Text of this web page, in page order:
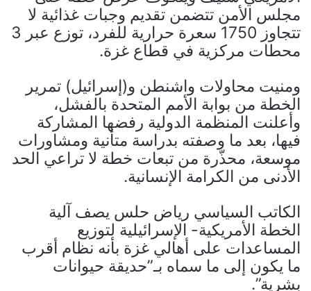
مجلس الأمن تتضمن تقديم وجبات غذائية لا
تتجاوز 1750 سعرة حرارية للفرد، توزع عبر 3
محطات مركزية في قطاع غزة.
ومنيت محاولات واشنطن و(إسرائيل) تمرير
الخطة من بوابة الأمم المتحدة بالفشل،
وأعلنت المنظمة الدولية رفضها المشاركة
فيها، بعد ما وصفته بدراسة متأنية ومشاورات
موسعة، محذّرة من تبعات خطة لا تراعي الحد
الأدنى من الكرامة الإنسانية.
الكاتب السياسي رياض حلس يصف آلية
الخطة الأمريكية- الإسرائيلية لتوزيع
المساعدات على أهالي غزة بأنه نظام أقرب
ما يكون إلى ما سماه بـ”حديقة حيوانات
بشرية”.